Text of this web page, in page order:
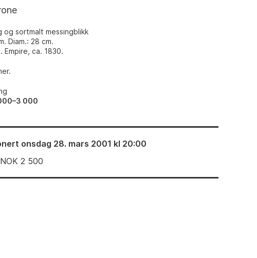
og sortmalt messingblikk
Diam.: 28 cm.
Empire, ca. 1830.
000
onsdag 28. mars 2001 kl 20:00
NOK2 500